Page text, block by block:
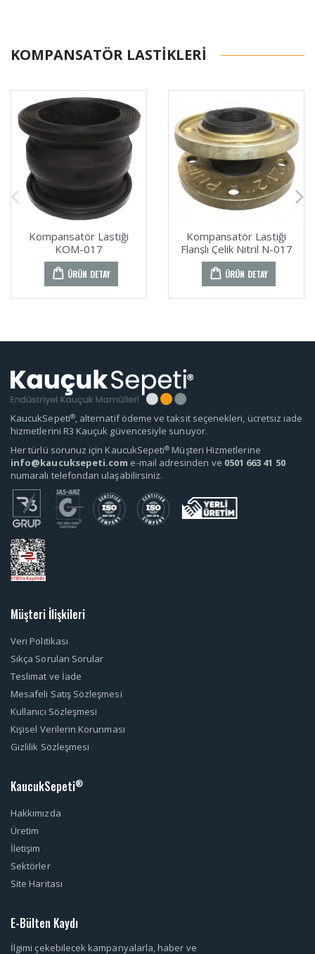
KOMPANSATÖR LASTIKLERI
Kompansatör Lastiği
KOM-017
ÜRÜN DETAY
Kompansatör Lastiği
Flanşlı Çelik Nitril N-017
ÜRÜN DETAY
KaucukSepeti®, alternatif ödeme ve taksit seçenekleri, ücretsiz iade
hizmetlerini R3 Kauçuk güvencesiyle sunuyor.
Her türlü sorunuz için KaucukSepeti® Müşteri Hizmetlerine
info@kaucuksepeti.com e-mail adresinden ve 0501 663 41 50
numaralı telefondan ulaşabilirsiniz.
Müşteri İlişkileri
Veri Politikası
Sıkça Sorulan Sorular
Teslimat ve İade
Mesafeli Satış Sözleşmesi
Kullanıcı Sözleşmesi
Kişisel Verilerin Korunması
Gizlilik Sözleşmesi
KaucukSepeti®
Hakkımızda
Üretim
İletişim
Sektörler
Site Haritası
E-Bülten Kaydı
İlgimi çekebilecek kampanyalarla, haber ve